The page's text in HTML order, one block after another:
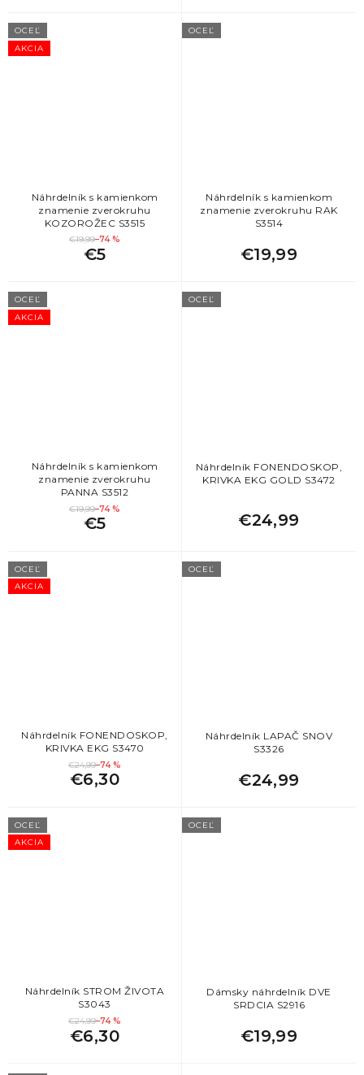
AKCIA
OCEĽ
Náhrdelník s kamienkom
znamenie zverokruhu
KOZOROŽEC S3515
€19,99–74 %
€5
OCEĽ
Náhrdelník s kamienkom
znamenie zverokruhu RAK
S3514
€19,99
AKCIA
OCEĽ
Náhrdelník s kamienkom
znamenie zverokruhu
PANNA S3512
€19,99–74 %
€5
OCEĽ
Náhrdelník FONENDOSKOP,
KRIVKA EKG GOLD S3472
€24,99
AKCIA
OCEĽ
Náhrdelník FONENDOSKOP,
KRIVKA EKG S3470
€24,99–74 %
€6,30
OCEĽ
Náhrdelník LAPAČ SNOV
S3326
€24,99
AKCIA
OCEĽ
Náhrdelník STROM ŽIVOTA
S3043
€24,99–74 %
€6,30
OCEĽ
Dámsky náhrdelník DVE
SRDCIA S2916
€19,99